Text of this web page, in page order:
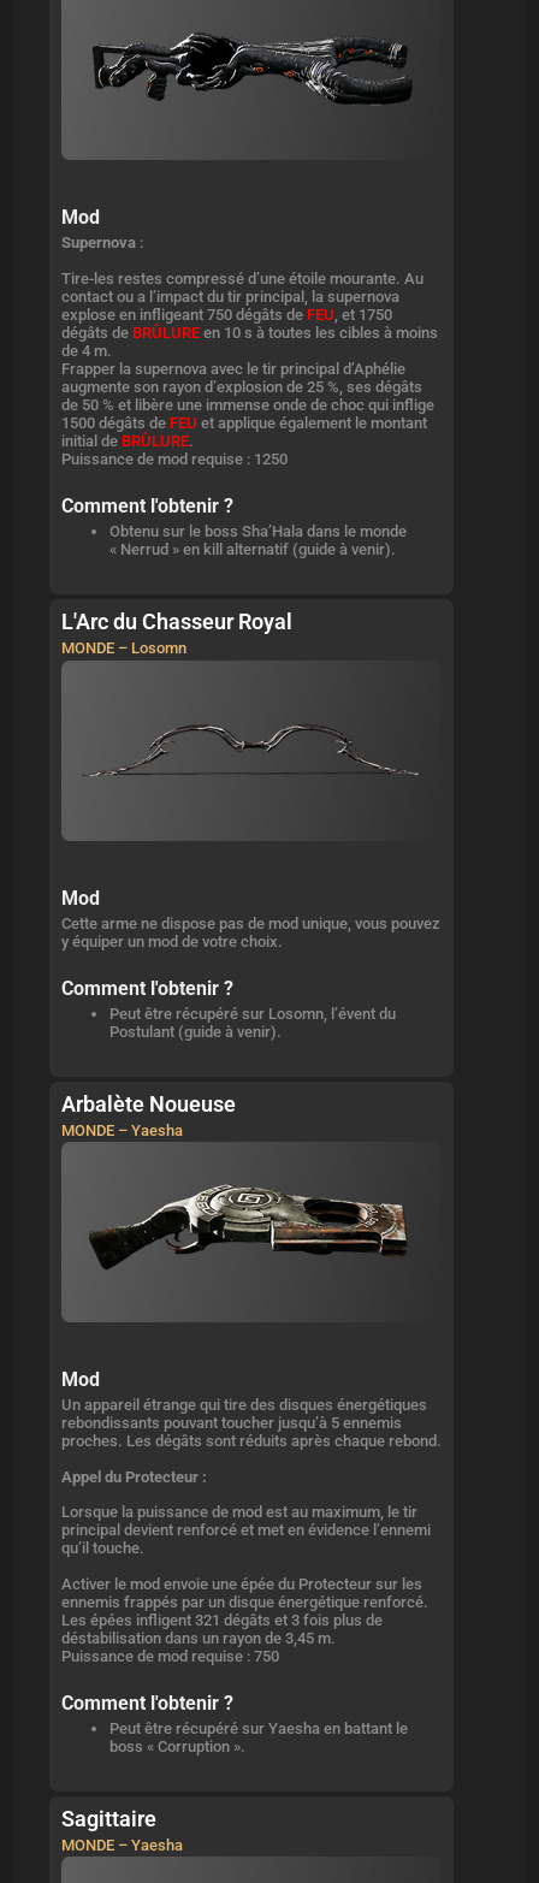
Mod
Supernova :
Tire-les restes compressé d’une étoile mourante. Au
contact ou a l’impact du tir principal, la supernova
explose en infligeant 750 dégâts de FEU , et 1750
dégâts de BRÛLURE en 10 s à toutes les cibles à moins
de 4 m.
Frapper la supernova avec le tir principal d’Aphélie
augmente son rayon d’explosion de 25 %, ses dégâts
de 50 % et libère une immense onde de choc qui inflige
1500 dégâts de FEU et applique également le montant
initial de BRÛLURE.
Puissance de mod requise : 1250
Comment l'obtenir ?
Obtenu sur le boss Sha’Hala dans le monde
« Nerrud » en kill alternatif (guide à venir).
L'Arc du Chasseur Royal
MONDE – Losomn
Mod
Cette arme ne dispose pas de mod unique, vous pouvez
y équiper un mod de votre choix.
Comment l'obtenir ?
Peut être récupéré sur Losomn, l’évent du
Postulant (guide à venir).
Arbalète Noueuse
MONDE – Yaesha
Mod
Un appareil étrange qui tire des disques énergétiques
rebondissants pouvant toucher jusqu’à 5 ennemis
proches. Les dégâts sont réduits après chaque rebond.
Appel du Protecteur :
Lorsque la puissance de mod est au maximum, le tir
principal devient renforcé et met en évidence l’ennemi
qu’il touche.
Activer le mod envoie une épée du Protecteur sur les
ennemis frappés par un disque énergétique renforcé.
Les épées infligent 321 dégâts et 3 fois plus de
déstabilisation dans un rayon de 3,45 m.
Puissance de mod requise : 750
Comment l'obtenir ?
Peut être récupéré sur Yaesha en battant le
boss « Corruption ».
Sagittaire
MONDE – Yaesha